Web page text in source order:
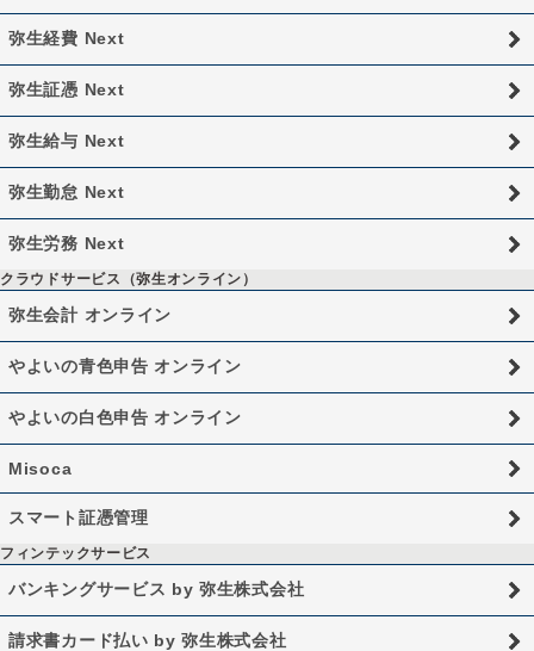
弥生経費 Next
弥生証憑 Next
弥生給与 Next
弥生勤怠 Next
弥生労務 Next
クラウドサービス（弥生オンライン）
弥生会計 オンライン
やよいの青色申告 オンライン
やよいの白色申告 オンライン
Misoca
スマート証憑管理
フィンテックサービス
バンキングサービス by 弥生株式会社
請求書カード払い by 弥生株式会社